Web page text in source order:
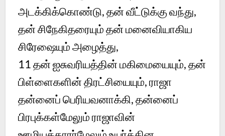
அடக்கிக்கொண்டு, தன் வீட்டுக்கு வந்து,
தன் சிநேகிதரையும் தன் மனைவியாகிய
சிரேஷையும் அழைத்து,
11 தன் ஐசுவரியத்தின் மகிமையையும், தன்
பிள்ளைகளின் திரட்சியையும், ராஜா
தன்னைப் பெரியவனாக்கி, தன்னைப்
பிரபுக்கள்மேலும் ராஜாவின்